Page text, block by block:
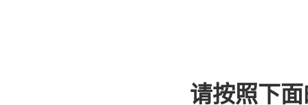
请按照下